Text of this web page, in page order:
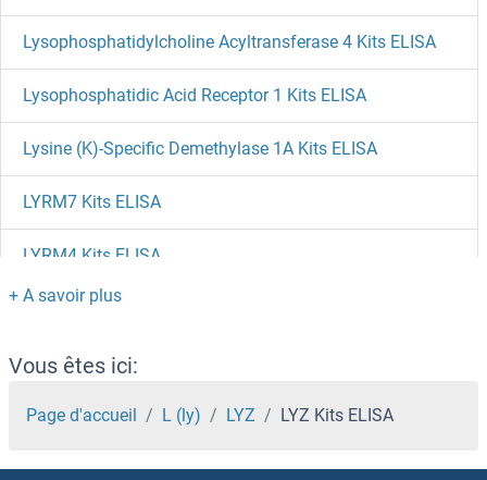
Lysophosphatidylcholine Acyltransferase 4 Kits ELISA
Lysophosphatidic Acid Receptor 1 Kits ELISA
Lysine (K)-Specific Demethylase 1A Kits ELISA
LYRM7 Kits ELISA
LYRM4 Kits ELISA
LYRM2 Kits ELISA
LYRM1 Kits ELISA
LYR Motif Containing 5 Kits ELISA
LYPLA1 Kits ELISA
Vous êtes ici:
Page d'accueil L (ly) LYZ LYZ Kits ELISA